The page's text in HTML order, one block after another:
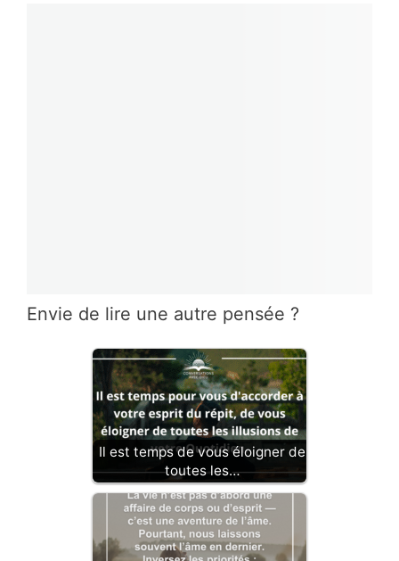
Envie de lire une autre pensée ?
Il est temps de vous éloigner de
toutes les…